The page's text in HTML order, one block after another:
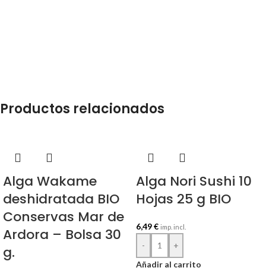
Productos relacionados
Alga Wakame
deshidratada BIO
Conservas Mar de
Ardora – Bolsa 30
g.
Alga Nori Sushi 10
Hojas 25 g BIO
6,49€ imp. incl.
-
+
Añadir al carrito